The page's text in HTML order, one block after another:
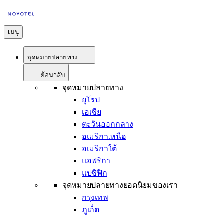
เมนู
จุดหมายปลายทาง
ย้อนกลับ
จุดหมายปลายทาง
ยุโรป
เอเชีย
ตะวันออกกลาง
อเมริกาเหนือ
อเมริกาใต้
แอฟริกา
แปซิฟิก
จุดหมายปลายทางยอดนิยมของเรา
กรุงเทพ
ภูเก็ต